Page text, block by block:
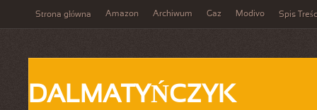
Strona główna Amazon Archiwum Gaz Modivo Spis
DALMATYŃCZYK